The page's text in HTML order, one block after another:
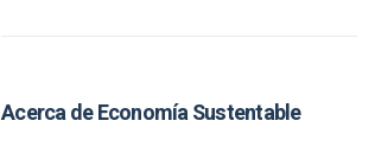
Acerca de Economía Sustentable